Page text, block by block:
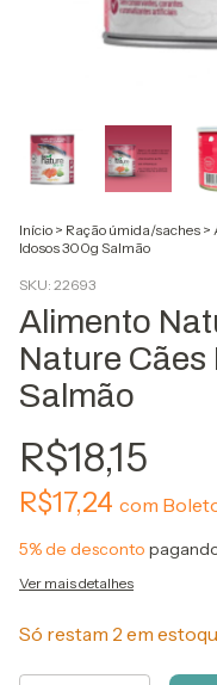
Início > Ração úmida/saches >
Idosos 300g Salmão
SKU: 22693
Alimento
Nature
Salmão
R$18,15
R$17,24 com
5% de desconto
Ver mais detalhes
Só restam 2 em